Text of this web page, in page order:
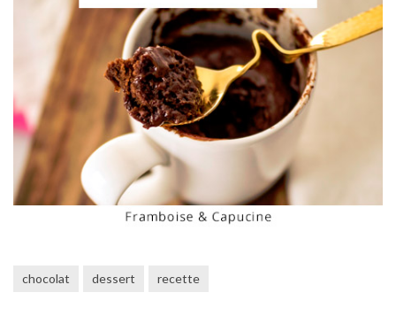
chocolat dessert recette